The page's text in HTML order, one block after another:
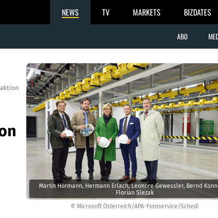
NEWS TV MARKETS BIZDATES
ABO
© Microsoft Österreich/APA-Fotoservice/Schedl
Martin Hörmann, Hermann Erlach, Leonore Gewessler, Bernd
Florian Slezak